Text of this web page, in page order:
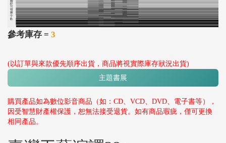
參考庫存 = 3
(以訂單與來款優先順序出貨，商品將視實際庫存狀況出貨)
主題書展
購買產品如為數位影音商品（如：CD、VCD、DVD、電子書等），
因受智慧財產權保護，恕無法接受退貨。如有商品瑕疵，僅可更換
相同產品。